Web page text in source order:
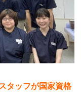
タッフが国家資格